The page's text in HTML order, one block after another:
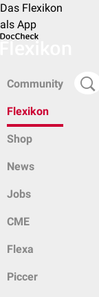
Das Flexikon
als App
Community
Flexikon
Shop
News
Jobs
CME
Flexa
Piccer